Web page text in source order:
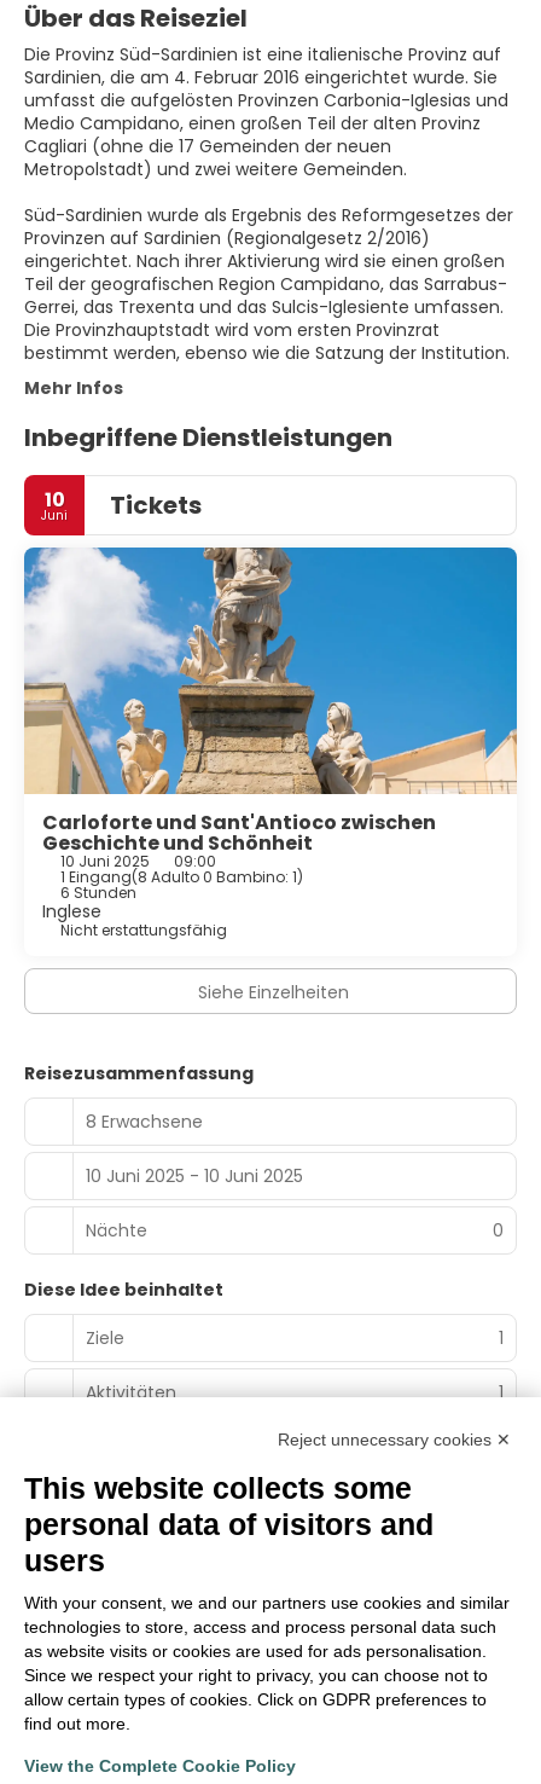
Über das Reiseziel
Die Provinz Süd-Sardinien ist eine italienische Provinz auf
Sardinien, die am 4. Februar 2016 eingerichtet wurde. Sie
umfasst die aufgelösten Provinzen Carbonia-Iglesias und
Medio Campidano, einen großen Teil der alten Provinz
Cagliari (ohne die 17 Gemeinden der neuen
Metropolstadt) und zwei weitere Gemeinden.
Süd-Sardinien wurde als Ergebnis des Reformgesetzes der
Provinzen auf Sardinien (Regionalgesetz 2/2016)
eingerichtet. Nach ihrer Aktivierung wird sie einen großen
Teil der geografischen Region Campidano, das Sarrabus-
Gerrei, das Trexenta und das Sulcis-Iglesiente umfassen.
Die Provinzhauptstadt wird vom ersten Provinzrat
bestimmt werden, ebenso wie die Satzung der Institution.
Mehr Infos
Inbegriffene Dienstleistungen
10
Juni Tickets
Carloforte und Sant'Antioco zwischen
Geschichte und Schönheit
10 Juni 2025 09:00
1 Eingang(8 Adulto 0 Bambino: 1)
6 Stunden
Inglese
Nicht erstattungsfähig
Siehe Einzelheiten
Reisezusammenfassung
8 Erwachsene
10 Juni 2025 - 10 Juni 2025
Nächte 0
Diese Idee beinhaltet
Ziele
1
Aktivitäten 1
Main Partner
Territorialer Partner
Reject unnecessary cookies ✕
This website collects some
personal data of visitors and
users
With your consent, we and our partners use cookies and similar
technologies to store, access and process personal data such
as website visits or cookies are used for ads personalisation.
Since we respect your right to privacy, you can choose not to
allow certain types of cookies. Click on GDPR preferences to
find out more.
View the Complete Cookie Policy